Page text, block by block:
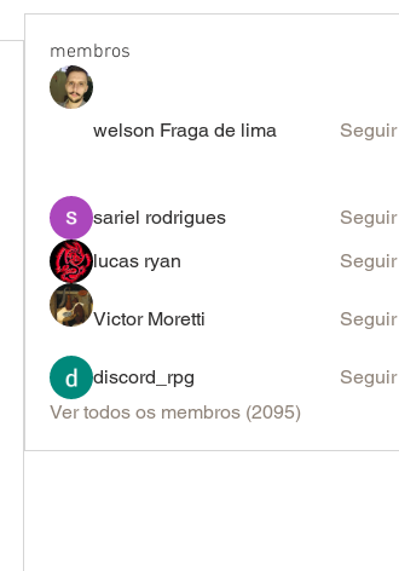
membros
welson Fraga de lima Seguir
sariel rodrigues
Seguir
lucas ryan
Seguir
Victor Moretti Seguir
discord_rpg
Seguir
Ver todos os membros (2095)